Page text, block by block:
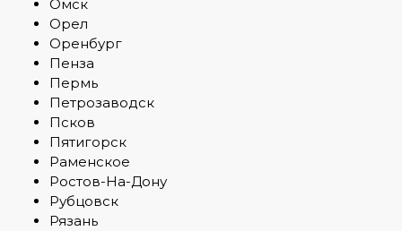
Омск
Орел
Оренбург
Пенза
Пермь
Петрозаводск
Псков
Пятигорск
Раменское
Ростов-На-Дону
Рубцовск
Рязань